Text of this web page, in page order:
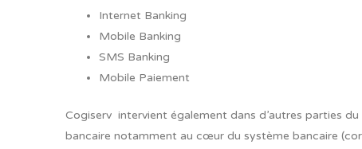
Internet Banking
Mobile Banking
SMS Banking
Mobile Paiement
Cogiserv intervient également dans d’autres parties
bancaire notamment au cœur du système bancaire